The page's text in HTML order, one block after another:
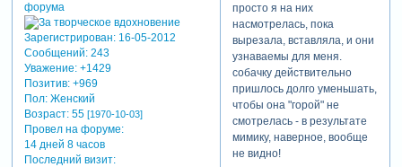
Зарегистрирован: 16-05-2012
Сообщений:243
Уважение: +1429
Позитив: +969
Пол:Женский
Возраст:55 [1970-10-03]
Провел на форуме:
14 дней 8 часов
Последний визит:
просто я на них
насмотрелась, пока
вырезала, вставляла, и они
узнаваемы для меня.
собачку действительно
пришлось долго уменьшать,
чтобы она "горой" не
смотрелась - в результате
мимику, наверное, вообще
не видно!